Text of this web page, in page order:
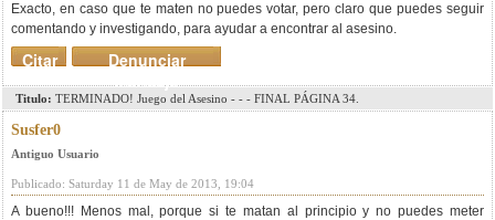
Exacto, en caso que te maten no puedes votar, pero claro que puedes seguir
comentando y investigando, para ayudar a encontrar al asesino.
Denunciar
mensaje
Citar
Titulo: TERMINADO! Juego del Asesino - - - FINAL PÁGINA 34.
Susfer0
Antiguo Usuario
Publicado: Saturday 11 de May de 2013, 19:04
A bueno!!! Menos mal, porque si te matan al principio y no puedes meter